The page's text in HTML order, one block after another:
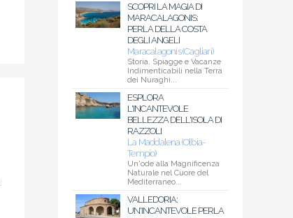
SCOPRI LA MAGIA DI
MARACALAGONIS:
PERLA DELLA COSTA
DEGLI ANGELI
Maracalagonis (Cagliari)
Storia, Spiagge e Vacanze
Indimenticabili nella Terra
dei Nuraghi...
ESPLORA
L'INCANTEVOLE
BELLEZZA DELL'ISOLA DI
RAZZOLI
La Maddalena (Olbia-
Tempio)
Un'ode alla Magnificenza
Naturale nel Cuore del
Mediterraneo...
VALLEDORIA:
UN'INCANTEVOLE PERLA